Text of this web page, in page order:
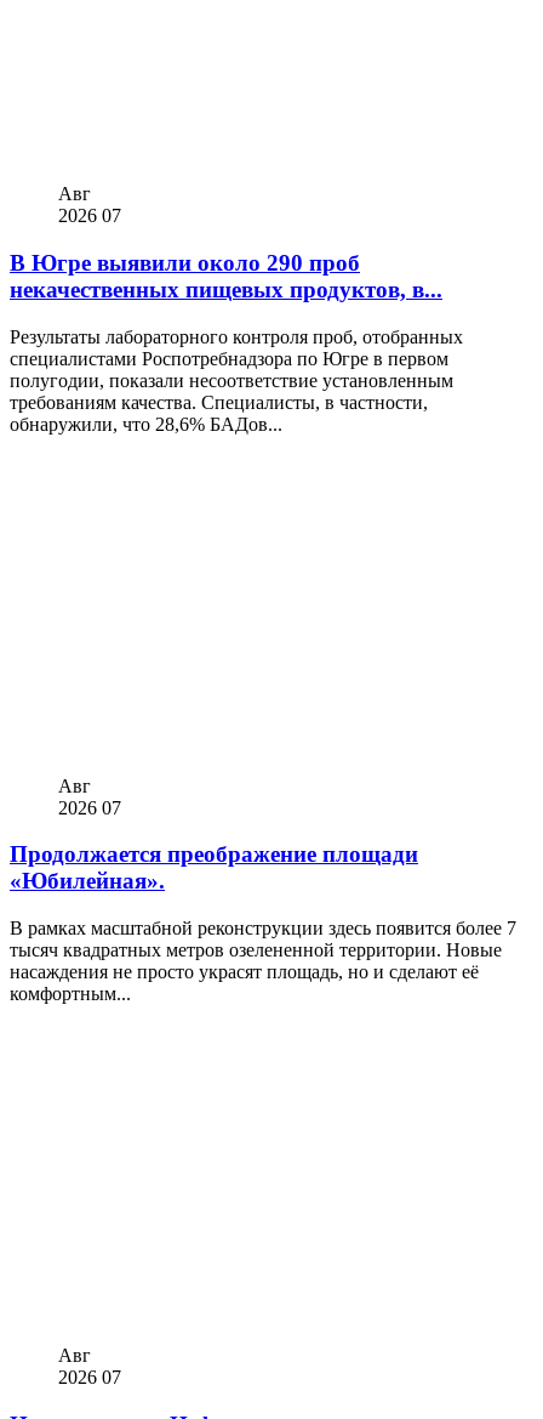
Авг
2026 07
В Югре выявили около 290 проб
некачественных пищевых продуктов, в...
Результаты лабораторного контроля проб, отобранных
специалистами Роспотребнадзора по Югре в первом
полугодии, показали несоответствие установленным
требованиям качества. Специалисты, в частности,
обнаружили, что 28,6% БАДов...
Авг
2026 07
Продолжается преображение площади
«Юбилейная».
В рамках масштабной реконструкции здесь появится более 7
тысяч квадратных метров озелененной территории. Новые
насаждения не просто украсят площадь, но и сделают её
комфортным...
Авг
2026 07